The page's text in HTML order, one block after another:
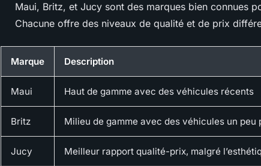
Maui, Britz, et Jucy sont des marques bien connues
Chacune offre des niveaux de qualité et de prix
Marque Description
Maui Haut de gamme avec des véhicules récents
Britz Milieu de gamme avec des véhicules un peu
Jucy Meilleur rapport qualité-prix, malgré